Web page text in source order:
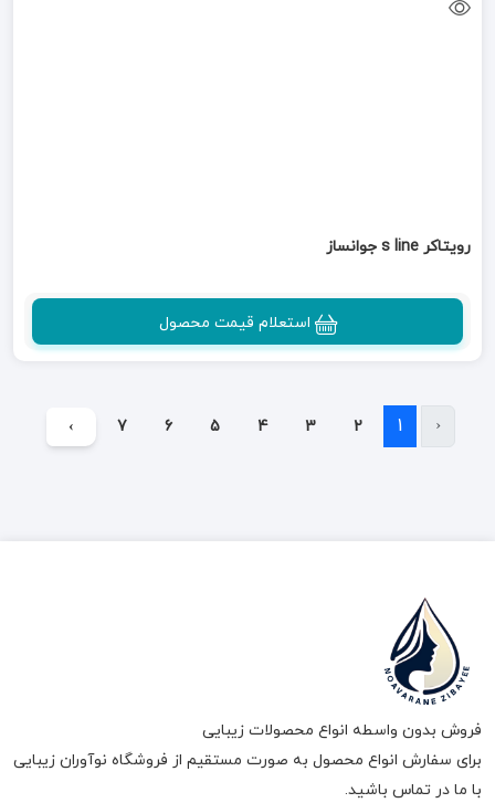
رویتاکر s line جوانساز
استعلام قیمت محصول
‹
1
2
3
4
5
6
7
›
فروش بدون واسطه انواع محصولات زیبایی
برای سفارش انواع محصول به صورت مستقیم از فروشگاه نوآوران زیبایی
با ما در تماس باشید.